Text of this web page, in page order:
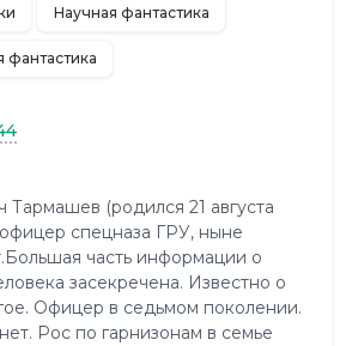
Научная фантастика
фантастика
Тармашев (родился 21 августа
спецназа ГРУ, ныне
часть информации о
засекречена. Известно о
Офицер в седьмом поколении.
Рос по гарнизонам в семье